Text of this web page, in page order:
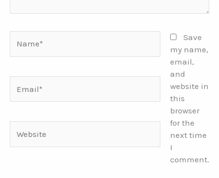
Save
my name,
email,
and
website in
this
browser
for the
next time
I
comment.